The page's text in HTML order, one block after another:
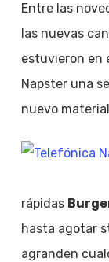
Entre las
las nuevas
estuvieron en
Napster una
nuevo
rápidas
hasta agotar
agranden